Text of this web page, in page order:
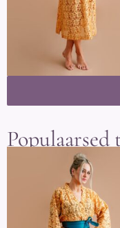
Populaarsed